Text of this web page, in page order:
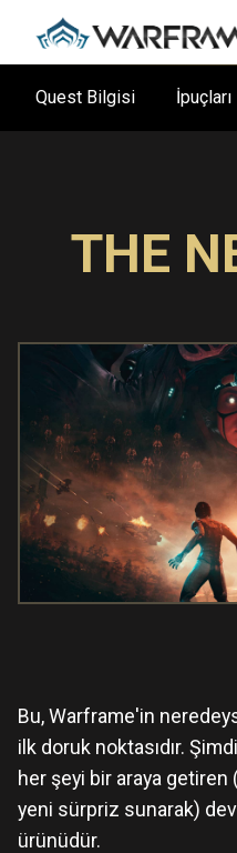
Quest Bilgisi İpuçları
THE
Bu, Warframe'in
ilk doruk noktasıdır.
her şeyi bir araya
yeni sürpriz sunarak)
ürünüdür.